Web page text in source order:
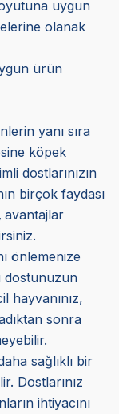
uygun
olanak
ürün
yanı sıra
köpek
dostlarınızın
birçok faydası
avantajlar
önlemenize
dostunuzun
hayvanınız,
sonra
sağlıklı bir
Dostlarınız
ihtiyacını